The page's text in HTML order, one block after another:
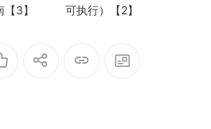
3】
可执行）【2】